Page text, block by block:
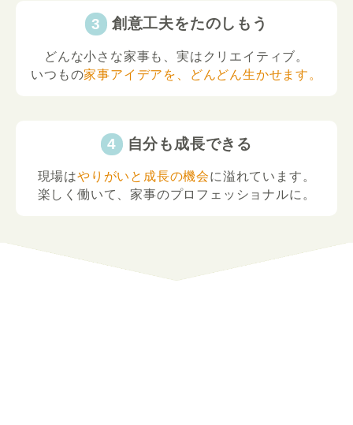
創意工夫をたのしもう
どんな小さな家事も、実はクリエイティブ。
いつもの家事アイデアを、どんどん生かせます。
自分も成長できる
現場はやりがいと成長の機会に溢れています。
楽しく働いて、家事のプロフェッショナルに。